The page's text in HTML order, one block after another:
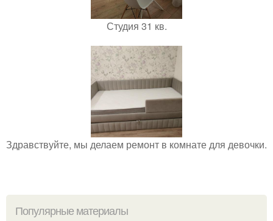
Студия 31 кв.
Здравствуйте, мы делаем ремонт в комнате для девочки.
Популярные материалы